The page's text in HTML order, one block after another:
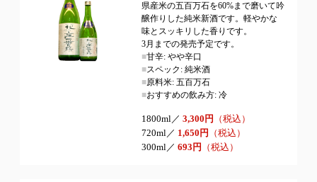
県産米の五百万石を60%まで磨いて吟
醸作りした純米新酒です。軽やかな
味とスッキリした香りです。
3月までの発売予定です。
■甘辛: やや辛口
■スペック: 純米酒
■原料米: 五百万石
■おすすめの飲み方: 冷
1800ml／ 3,300円 （税込）
720ml／ 1,650円 （税込）
300ml／ 693円 （税込）